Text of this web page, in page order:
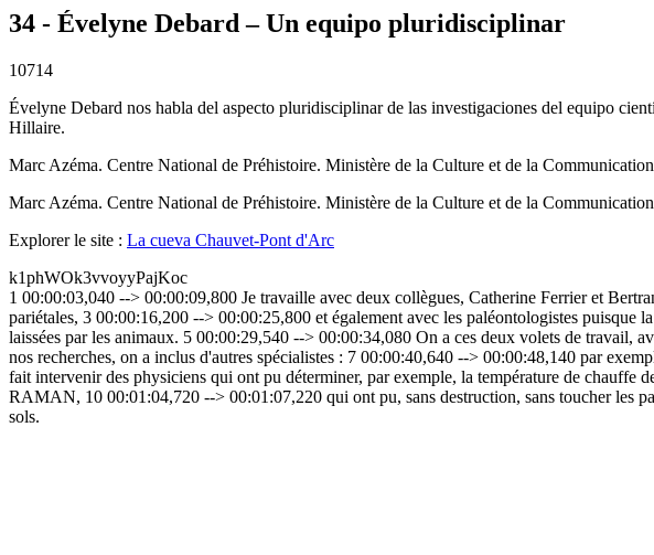
34 - Évelyne Debard – Un equipo pluridisciplinar
10714
Évelyne Debard nos habla del aspecto pluridisciplinar de las investigaciones del equipo
Hillaire.
Marc Azéma. Centre National de Préhistoire. Ministère de la Culture et de la Communication
Marc Azéma. Centre National de Préhistoire. Ministère de la Culture et de la Communication
Explorer le site : La cueva Chauvet-Pont d'Arc
k1phWOk3vvoyyPajKoc
1 00:00:03,040 --> 00:00:09,800 Je travaille avec deux collègues, Catherine Ferrier et
pariétales, 3 00:00:16,200 --> 00:00:25,800 et également avec les paléontologistes
laissées par les animaux. 5 00:00:29,540 --> 00:00:34,080 On a ces deux volets de travail,
nos recherches, on a inclus d'autres spécialistes : 7 00:00:40,640 --> 00:00:48,140 par
fait intervenir des physiciens qui ont pu déterminer, par exemple, la température de
RAMAN, 10 00:01:04,720 --> 00:01:07,220 qui ont pu, sans destruction, sans toucher les
sols.